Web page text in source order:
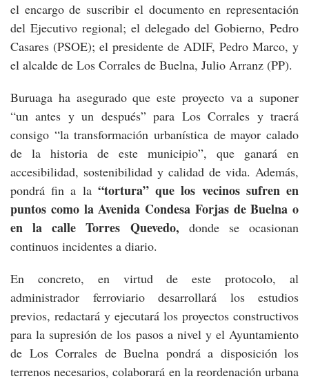
el encargo de suscribir el documento en representación
del Ejecutivo regional; el delegado del Gobierno, Pedro
Casares (PSOE); el presidente de ADIF, Pedro Marco, y
el alcalde de Los Corrales de Buelna, Julio Arranz (PP).
Buruaga ha asegurado que este proyecto va a suponer
“un antes y un después” para Los Corrales y traerá
consigo “la transformación urbanística de mayor calado
de la historia de este municipio”, que ganará en
accesibilidad, sostenibilidad y calidad de vida. Además,
pondrá fin a la “tortura” que los vecinos sufren en
puntos como la Avenida Condesa Forjas de Buelna o
en la calle Torres Quevedo, donde se ocasionan
continuos incidentes a diario.
En concreto, en virtud de este protocolo, al
administrador ferroviario desarrollará los estudios
previos, redactará y ejecutará los proyectos constructivos
para la supresión de los pasos a nivel y el Ayuntamiento
de Los Corrales de Buelna pondrá a disposición los
terrenos necesarios, colaborará en la reordenación urbana